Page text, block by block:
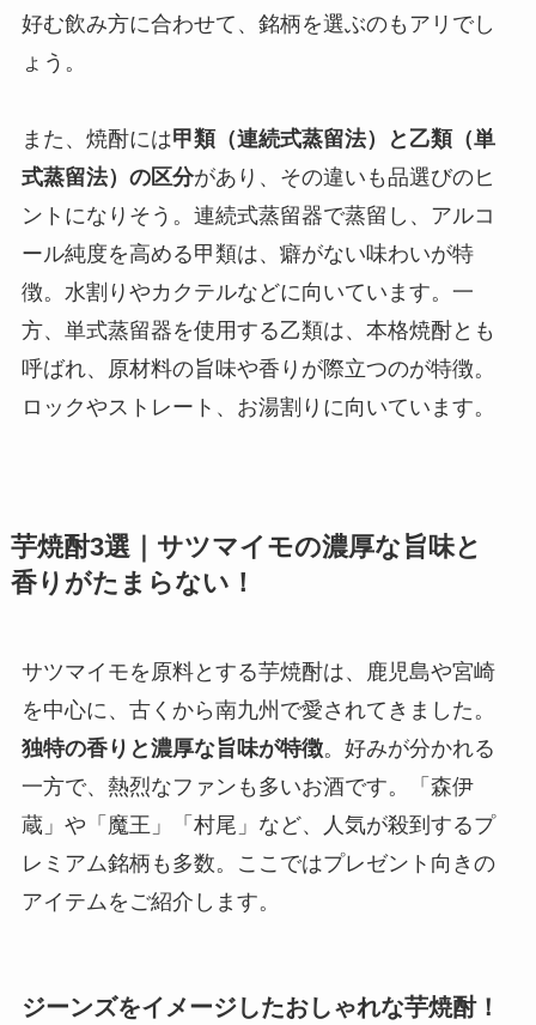
好む飲み方に合わせて、銘柄を選ぶのもアリでし
ょう。
また、焼酎には甲類（連続式蒸留法）と乙類（単
式蒸留法）の区分があり、その違いも品選びのヒ
ントになりそう。連続式蒸留器で蒸留し、アルコ
ール純度を高める甲類は、癖がない味わいが特
徴。水割りやカクテルなどに向いています。一
方、単式蒸留器を使用する乙類は、本格焼酎とも
呼ばれ、原材料の旨味や香りが際立つのが特徴。
ロックやストレート、お湯割りに向いています。
芋焼酎3選｜サツマイモの濃厚な旨味と
香りがたまらない！
サツマイモを原料とする芋焼酎は、鹿児島や宮崎
を中心に、古くから南九州で愛されてきました。
独特の香りと濃厚な旨味が特徴。好みが分かれる
一方で、熱烈なファンも多いお酒です。「森伊
蔵」や「魔王」「村尾」など、人気が殺到するプ
レミアム銘柄も多数。ここではプレゼント向きの
アイテムをご紹介します。
ジーンズをイメージしたおしゃれな芋焼酎！